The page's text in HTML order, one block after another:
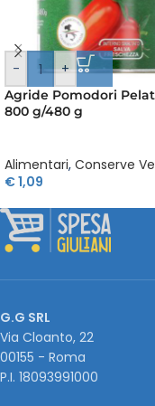
- +
Agride Pomodori
800 g/480 g
Alimentari, Conserve
€1,09
G.G SRL
Via Cloanto, 22
00155 - Roma
P.I. ‭18093991000